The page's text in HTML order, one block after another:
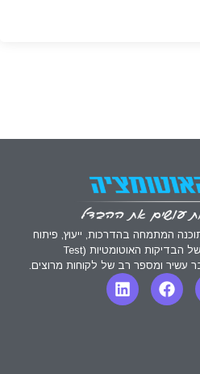
המתמחה בהדרכות, ייעוץ, פיתוח
והטמעה של מערכות בתחום של הבדיקות האוטומטיות (Test